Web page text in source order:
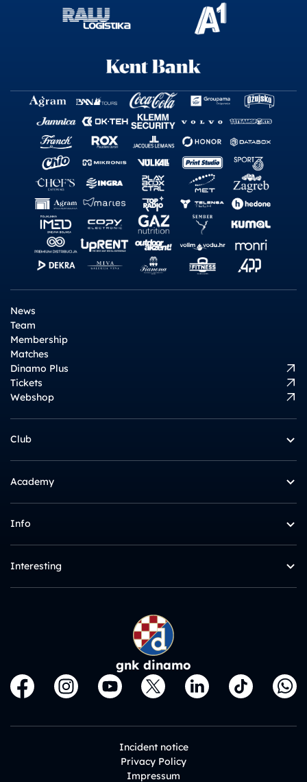
News
Team
Membership
Matches
Dinamo Plus
Tickets
Webshop
Club
Academy
Info
Interesting
gnk dinamo
Incident notice
Privacy Policy
Impressum